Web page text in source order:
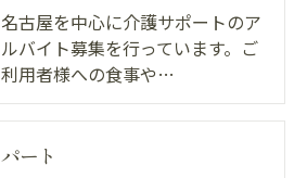
名古屋を中心に介護サポートのア
ルバイト募集を行っています。ご
利用者様への食事や…
パート